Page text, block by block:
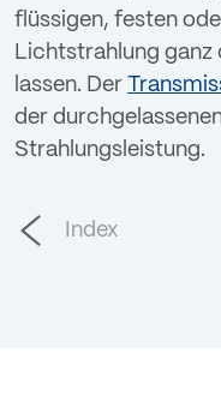
Kontakt
Login
flüssigen, festen
Lichtstrahlung ganz
lassen. Der
der
Strahlungsleistung.
Index